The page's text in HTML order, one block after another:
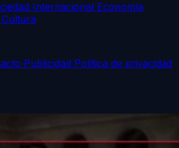
Internacional Economía
Cultura
Publicidad Política de privacidad